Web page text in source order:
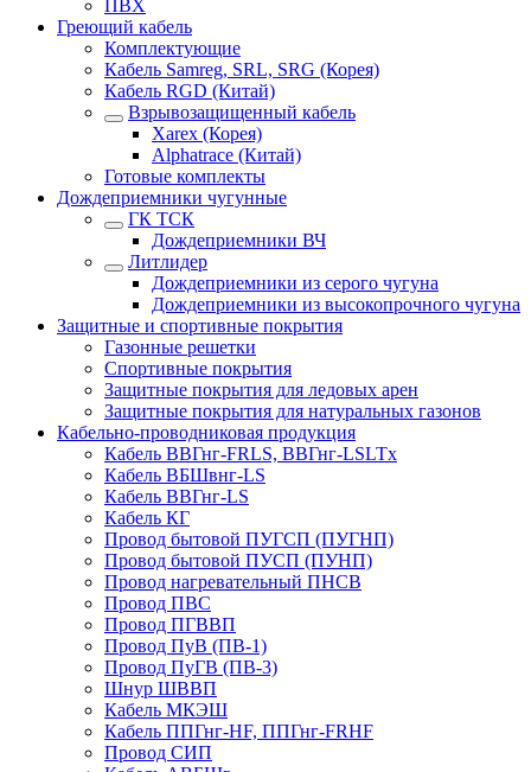
ПВХ
Греющий кабель
Комплектующие
Кабель Samreg, SRL, SRG (Корея)
Кабель RGD (Китай)
Взрывозащищенный кабель
Xarex (Корея)
Alphatrace (Китай)
Готовые комплекты
Дождеприемники чугунные
ГК ТСК
Дождеприемники ВЧ
Литлидер
Дождеприемники из серого чугуна
Дождеприемники из высокопрочного чугуна
Защитные и спортивные покрытия
Газонные решетки
Спортивные покрытия
Защитные покрытия для ледовых арен
Защитные покрытия для натуральных газонов
Кабельно-проводниковая продукция
Кабель ВВГнг-FRLS, ВВГнг-LSLTx
Кабель ВБШвнг-LS
Кабель ВВГнг-LS
Кабель КГ
Провод бытовой ПУГСП (ПУГНП)
Провод бытовой ПУСП (ПУНП)
Провод нагревательный ПНСВ
Провод ПВС
Провод ПГВВП
Провод ПуВ (ПВ-1)
Провод ПуГВ (ПВ-3)
Шнур ШВВП
Кабель МКЭШ
Кабель ППГнг-HF, ППГнг-FRHF
Провод СИП